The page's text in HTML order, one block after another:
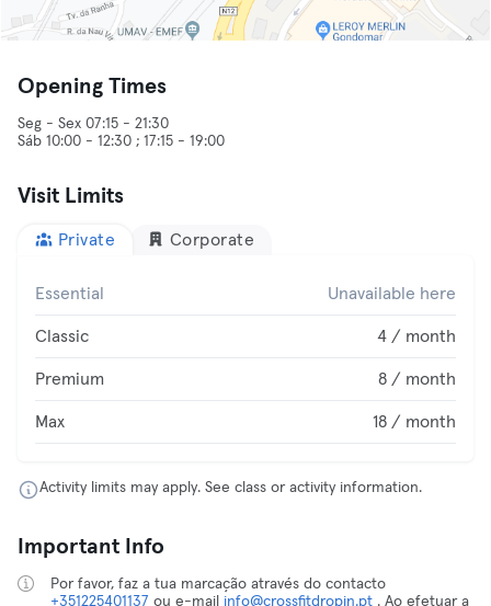
Opening Times
Seg - Sex 07:15 - 21:30
Sáb 10:00 - 12:30 ; 17:15 - 19:00
Visit Limits
Private Corporate
Essential Unavailable here
Classic 4 / month
Premium 8 / month
Max 18 / month
Activity limits may apply. See class or activity information.
Important Info
Por favor, faz a tua marcação através do contacto
+351225401137 ou e-mail info@crossfitdropin.pt . Ao efetuar a